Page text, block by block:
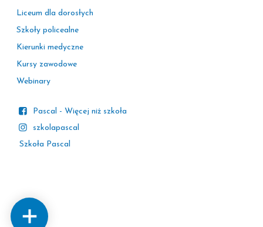
Liceum dla dorosłych
Szkoły policealne
Kierunki medyczne
Kursy zawodowe
Webinary
Pascal - Więcej niż szkoła
szkolapascal
Szkoła Pascal